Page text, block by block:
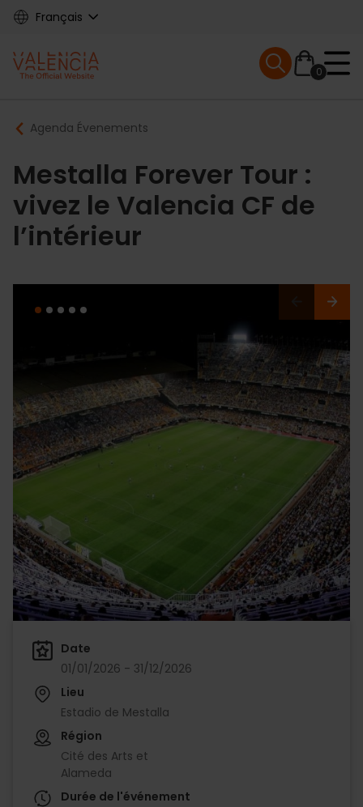
Skip
content
Français
Main
navigation
0
Mobile menu
Breadcrumb
Agenda Évenements
Mestalla Forever Tour :
vivez le Valencia CF de
l’intérieur
Date
01/01/2026 - 31/12/2026
Lieu
Estadio de Mestalla
Région
Cité des Arts et
Alameda
Durée de l'événement